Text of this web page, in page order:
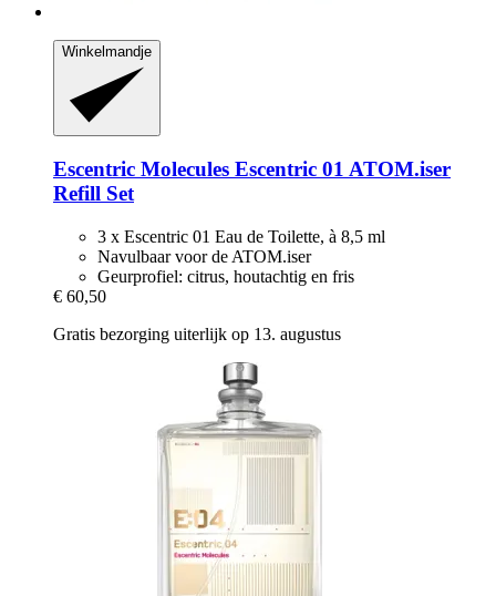
Winkelmandje
Escentric Molecules Escentric 01 ATOM.iser
Refill Set
3 x Escentric 01 Eau de Toilette, à 8,5 ml
Navulbaar voor de ATOM.iser
Geurprofiel: citrus, houtachtig en fris
€ 60,50
Gratis bezorging uiterlijk op 13. augustus